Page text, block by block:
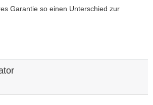
Garantie so einen Unterschied zur